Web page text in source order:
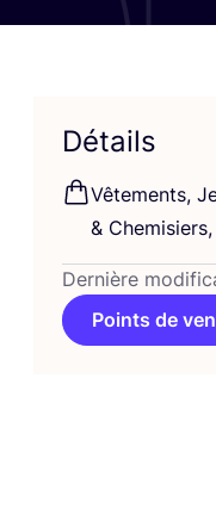
Détails
Vête­ments,
&
Dernière
Points de